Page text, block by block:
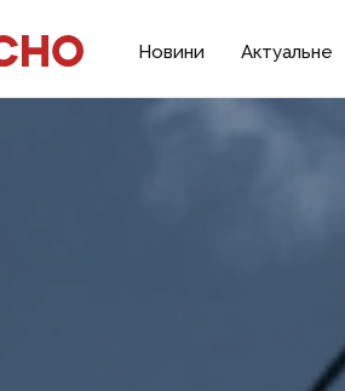
Новини Актуальне